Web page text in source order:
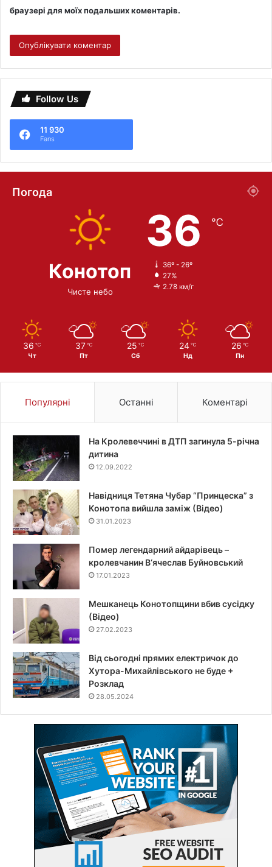
браузері для моїх подальших коментарів.
Follow Us
11 930
Fans
Погода
Конотоп
Чисте небо
36 ℃
36º - 26º
27%
2.78 км/г
36 ℃
Чт
37 ℃
Пт
25 ℃
Сб
24 ℃
Нд
26 ℃
Пн
Популярні Останні Коментарі
На Кролевеччині в ДТП загинула 5-річна
дитина
12.09.2022
Навідниця Тетяна Чубар “Принцеска” з
Конотопа вийшла заміж (Відео)
31.01.2023
Помер легендарний айдарівець –
кролевчанин В‘ячеслав Буйновський
17.01.2023
Мешканець Конотопщини вбив сусідку
(Відео)
27.02.2023
Від сьогодні прямих електричок до
Хутора-Михайлівського не буде +
Розклад
28.05.2024